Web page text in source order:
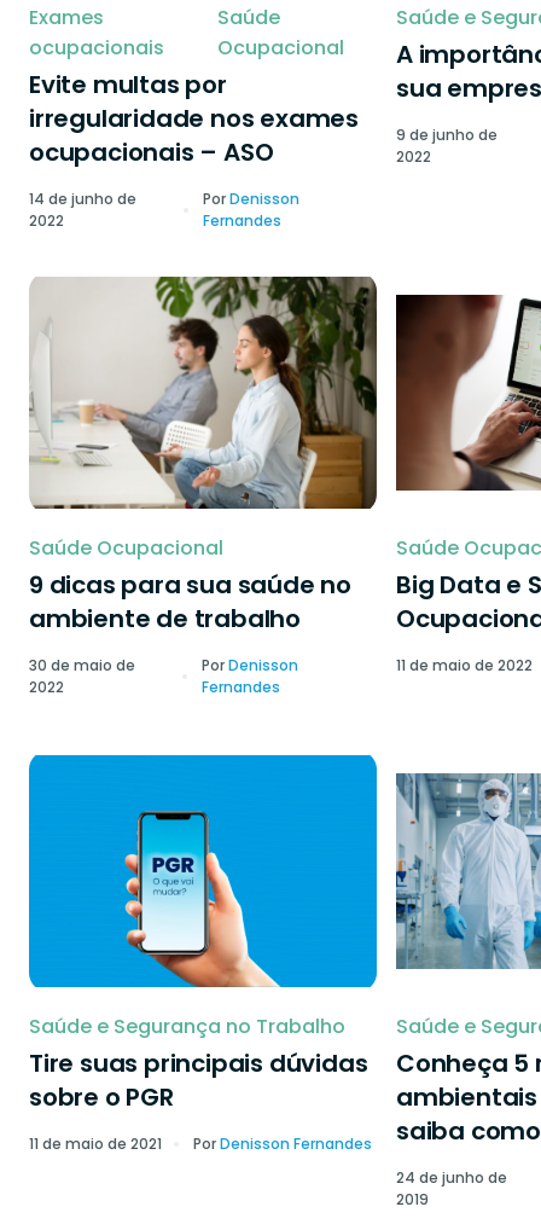
Exames
ocupacionais
Saúde
Ocupacional
Evite multas por
irregularidade nos exames
ocupacionais – ASO
14 de junho de
2022
PorDenisson
Fernandes
Saúde e
A
sua
9 de junho de
2022
Saúde Ocupacional
9 dicas para sua saúde no
ambiente de trabalho
30 de maio de
2022
PorDenisson
Fernandes
Saúde
Big Data e
11 de maio de 2022
Saúde e Segurança no Trabalho
Tire suas principais dúvidas
sobre o PGR
11 de maio de 2021 PorDenisson Fernandes
Saúde e
Conheça 5
saiba
24 de junho de
2019